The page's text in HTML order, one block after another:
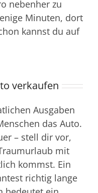
nebenher zu
Minuten, dort
kannst du auf
verkaufen
Ausgaben
das Auto.
– stell dir vor,
mit
kommst. Ein
richtig lange